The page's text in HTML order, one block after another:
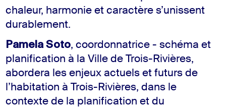
chaleur, harmonie et caractère s’unissent
durablement.
Pamela Soto, coordonnatrice - schéma et
planification à la Ville de Trois-Rivières,
abordera les enjeux actuels et futurs de
l’habitation à Trois-Rivières, dans le
contexte de la planification et du